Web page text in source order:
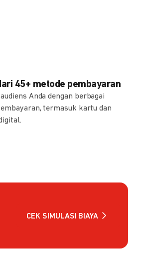
45+ metode pembayaran
Anda dengan berbagai
termasuk kartu dan
CEK SIMULASI BIAYA